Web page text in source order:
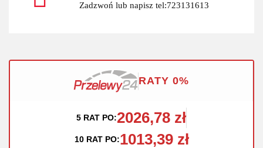
Zadzwoń lub napisz tel:723131613
RATY 0%
5 RAT PO:2026,78 zł
10 RAT PO:1013,39 zł